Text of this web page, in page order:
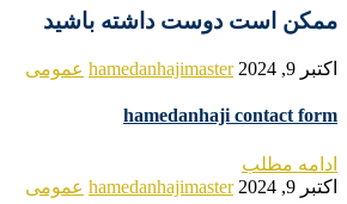
ممکن است دوست داشته باشید
اکتبر 9, 2024 hamedanhajimaster عمومی
hamedanhaji contact form
ادامه مطلب
اکتبر 9, 2024
hamedanhajimaster عمومی